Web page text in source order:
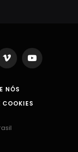
Vimeo YouTube
NÓS
COOKIES